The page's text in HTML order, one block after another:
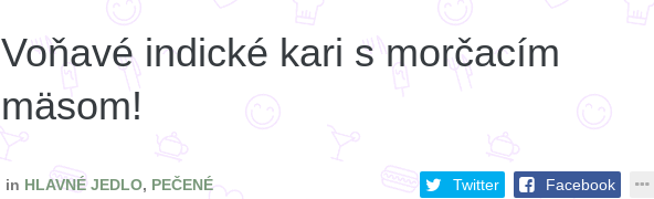
Voňavé indické kari s morčacím
mäsom!
in HLAVNÉ JEDLO, PEČENÉ Twitter Facebook